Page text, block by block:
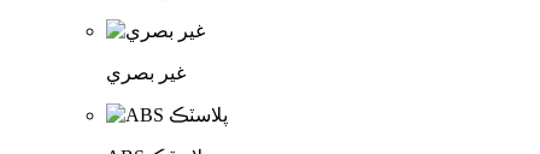
غير بصري